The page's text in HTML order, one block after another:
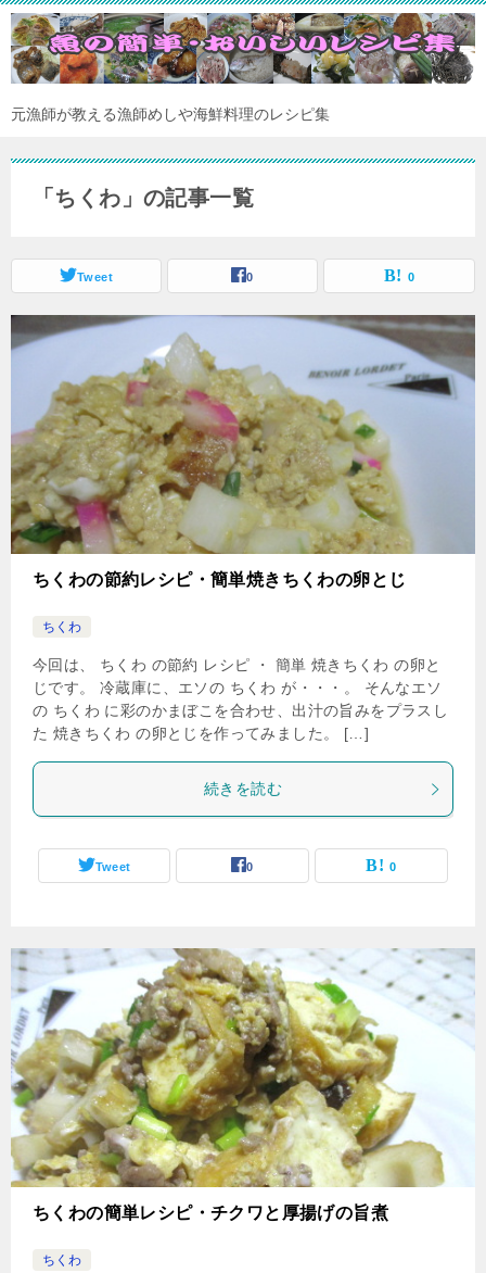
元漁師が教える漁師めしや海鮮料理のレシピ集
「ちくわ」の記事一覧
Tweet 0 0
ちくわの節約レシピ・簡単焼きちくわの卵とじ
ちくわ
今回は、 ちくわ の節約 レシピ ・ 簡単 焼きちくわ の卵と
じです。 冷蔵庫に、エソの ちくわ が・・・。 そんなエソ
の ちくわ に彩のかまぼこを合わせ、出汁の旨みをプラスし
た 焼きちくわ の卵とじを作ってみました。 […]
続きを読む
Tweet 0 0
ちくわの簡単レシピ・チクワと厚揚げの旨煮
ちくわ